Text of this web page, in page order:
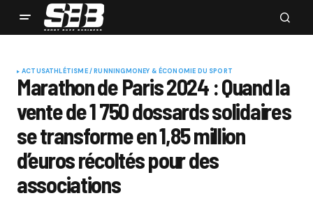
ACTUSATHLÉTISME / RUNNINGMONEY & ÉCONOMIE DU SPORT
Marathon de Paris 2024 : Quand la
vente de 1 750 dossards solidaires
se transforme en 1,85 million
d’euros récoltés pour des
associations